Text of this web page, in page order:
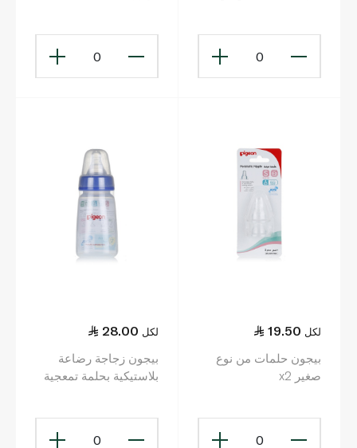
0
0
19.50 لكل
بيجون حلمات من نوع
صغير x2
0
28.00 لكل
بيجون زجاجة رضاعة
بلاستيكية بحلمة تمعجية
0